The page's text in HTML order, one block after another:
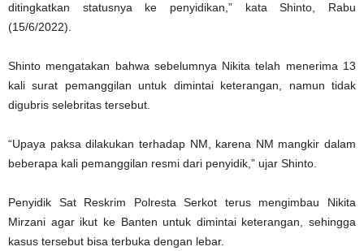
ditingkatkan statusnya ke penyidikan,” kata Shinto, Rabu
(15/6/2022).
Shinto mengatakan bahwa sebelumnya Nikita telah menerima 13
kali surat pemanggilan untuk dimintai keterangan, namun tidak
digubris selebritas tersebut.
“Upaya paksa dilakukan terhadap NM, karena NM mangkir dalam
beberapa kali pemanggilan resmi dari penyidik,” ujar Shinto.
Penyidik Sat Reskrim Polresta Serkot terus mengimbau Nikita
Mirzani agar ikut ke Banten untuk dimintai keterangan, sehingga
kasus tersebut bisa terbuka dengan lebar.